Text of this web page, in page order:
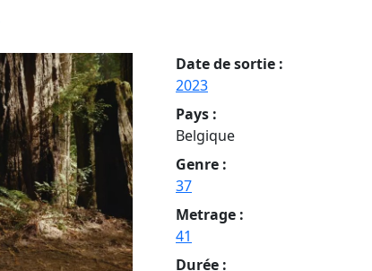
Date de sortie :
2023
Pays :
Belgique
Genre :
37
Metrage :
41
Durée :